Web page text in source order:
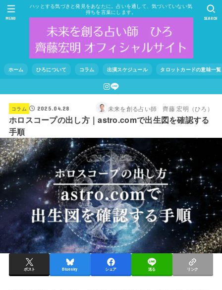
ハッとする気づきと発見をあなたに。占いを通して、気づいていない気
持ちを言葉にします。
ホーム ひろについて コラム 出演スケジュール タロットカードの意味一覧
SEARCH
MENU
コラム 2025.04.28 未来を創る占い師 齊藤 宏明（ひろ）
ホロスコープの出し方｜astro.comで出生図を確認する
手順
ポスト Bluesky シェア 送る リンク